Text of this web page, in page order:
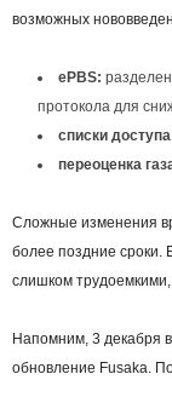
возможных
ePBS:
протокола для
списки
переоценка
Сложные изменения
более поздние сроки.
слишком трудоемкими,
Напомним, 3 декабря
обновление Fusaka.